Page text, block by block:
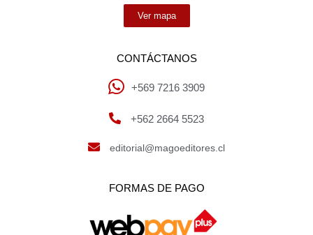
Ver mapa
CONTÁCTANOS
+569 7216 3909
+562 2664 5523
editorial@magoeditores.cl
FORMAS DE PAGO